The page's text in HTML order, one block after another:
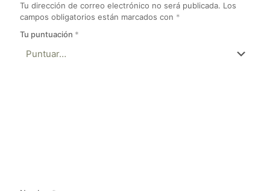
Tu dirección de correo electrónico no será publicada. Los
campos obligatorios están marcados con *
Tu puntuación *